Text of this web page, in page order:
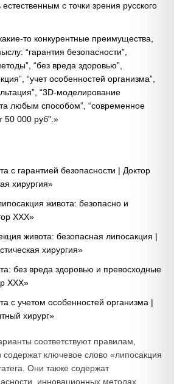
с точки зрения русского
то конкурентные преимущества,
“гарантия безопасности”,
“без вреда здоровью”,
“учет особенностей организма”,
“3D-моделирование
любым способом”, “современное
50 000 руб”.»
с гарантией безопасности | Доктор
хирургия»
живота: безопасно и
ХХХ»
живота: безопасная липосакция |
хирургия»
без вреда здоровью и превосходные
ХХХ»
с учетом особенностей организма |
хирург»
соответствуют правилам,
ключевое слово «липосакция
Они также содержат
инновационных методах,